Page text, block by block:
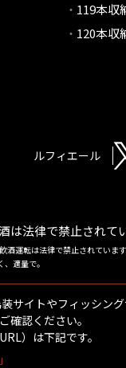
119本収
120本収
ルフィエール
は法律で禁止されて
酒運転は法律で禁止されていま
適量で。
サイトやフィッシン
確認ください。
）は下記です。